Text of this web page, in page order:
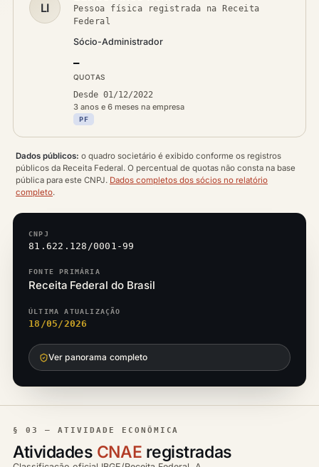
LI
Pessoa física registrada na Receita
Federal
Sócio-Administrador
—
QUOTAS
Desde 01/12/2022
3 anos e 6 meses na empresa
PF
Dados públicos: o quadro societário é exibido conforme os registros
públicos da Receita Federal. O percentual de quotas não consta na base
pública para este CNPJ. Dados completos dos sócios no relatório
completo.
CNPJ
81.622.128/0001-99
FONTE PRIMÁRIA
Receita Federal do Brasil
ÚLTIMA ATUALIZAÇÃO
18/05/2026
Ver panorama completo
§ 03 — ATIVIDADE ECONÔMICA
Atividades CNAE registradas